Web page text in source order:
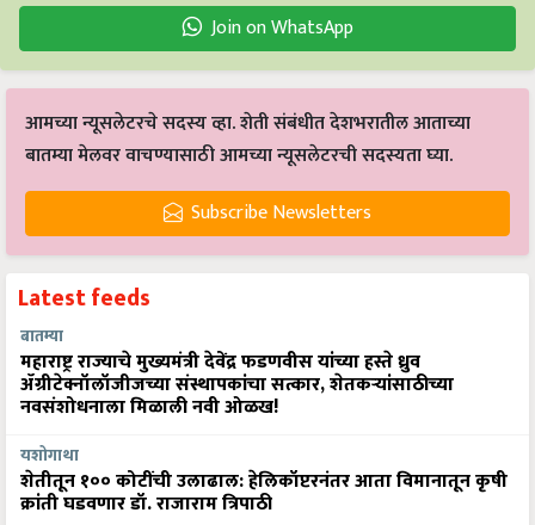
Join on WhatsApp
आमच्या न्यूसलेटरचे सदस्य व्हा. शेती संबंधीत देशभरातील आताच्या
बातम्या मेलवर वाचण्यासाठी आमच्या न्यूसलेटरची सदस्यता घ्या.
Subscribe Newsletters
Latest feeds
बातम्या
महाराष्ट्र राज्याचे मुख्यमंत्री देवेंद्र फडणवीस यांच्या हस्ते ध्रुव
ॲग्रीटेक्नॉलॉजीजच्या संस्थापकांचा सत्कार, शेतकऱ्यांसाठीच्या
नवसंशोधनाला मिळाली नवी ओळख!
यशोगाथा
शेतीतून १०० कोटींची उलाढाल: हेलिकॉप्टरनंतर आता विमानातून कृषी
क्रांती घडवणार डॉ. राजाराम त्रिपाठी